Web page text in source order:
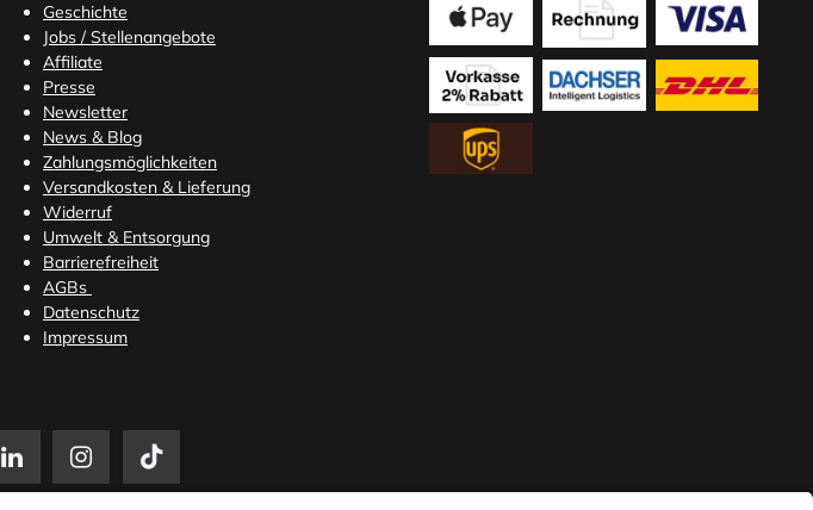
Geschichte
Jobs / Stellenangebote
Affiliate
Presse
Newsletter
News & Blog
Zahlungsmöglichkeiten
Versandkosten & Lieferung
Widerruf
Umwelt & Entsorgung
Barrierefreiheit
AGBs
Datenschutz
Impressum